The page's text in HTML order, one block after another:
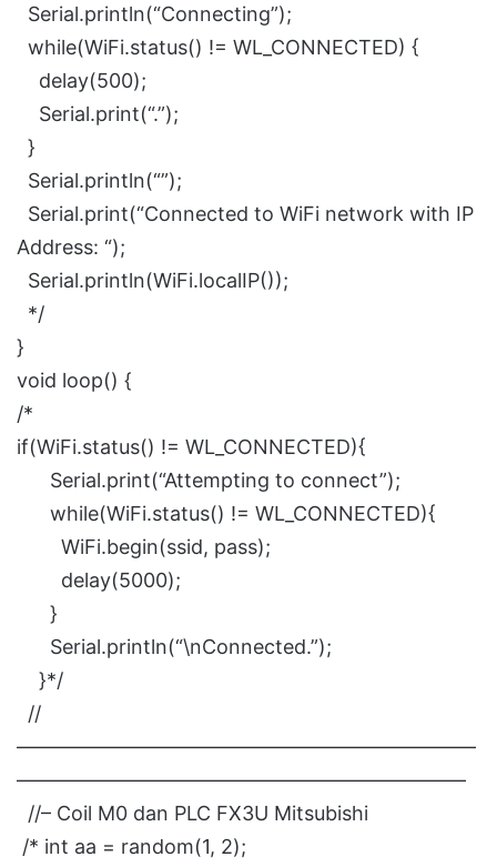
Serial.println(“Connecting”);
while(WiFi.status() != WL_CONNECTED) {
delay(500);
Serial.print(“.”);
}
Serial.println(“”);
Serial.print(“Connected to WiFi network with IP
Address: “);
Serial.println(WiFi.localIP());
*/
}
void loop() {
/*
if(WiFi.status() != WL_CONNECTED){
Serial.print(“Attempting to connect”);
while(WiFi.status() != WL_CONNECTED){
WiFi.begin(ssid, pass);
delay(5000);
}
Serial.println(“\nConnected.”);
}*/
//
———————————————————————
——————————————————————–
//– Coil M0 dan PLC FX3U Mitsubishi
/* int aa = random(1, 2);